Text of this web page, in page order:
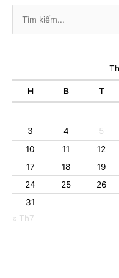
kiếm:
H B T
3
4 5
10
11 12
17
18 19
24
25 26
31
« Th7